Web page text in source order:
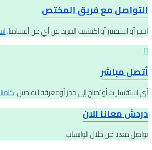
التواصل مع فريق المختص
احجز أو استفسر أو اكتشف المزيد عن أي من أقسامنا.
أتصل مباشر
أي استفسارات أو تحتاج إلى حجز أومعرفة التفاصيل.كلمنا:
دردش معانا الان
تواصل معانا من خلال الواتساب